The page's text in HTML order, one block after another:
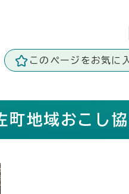
このページをお気に
町地域おこし